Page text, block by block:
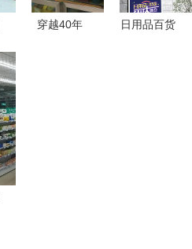
重盛宴
穿越40年
日用品百货